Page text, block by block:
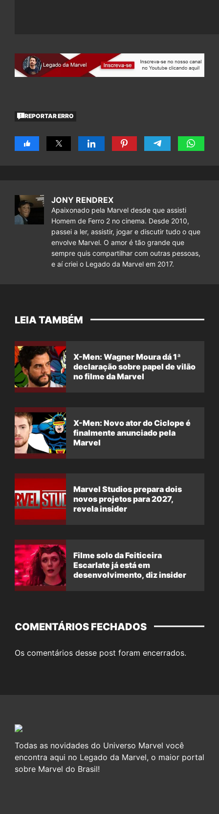
REPORTAR ERRO
JONY RENDREX
Apaixonado pela Marvel desde que assisti
Homem de Ferro 2 no cinema. Desde 2010,
passei a ler, assistir, jogar e discutir tudo o que
envolve Marvel. O amor é tão grande que
sempre quis compartilhar com outras pessoas,
e aí criei o Legado da Marvel em 2017.
LEIA TAMBÉM
X-Men: Wagner Moura dá 1ª
declaração sobre papel de vilão
no filme da Marvel
X-Men: Novo ator do Ciclope é
finalmente anunciado pela
Marvel
Marvel Studios prepara dois
novos projetos para 2027,
revela insider
Filme solo da Feiticeira
Escarlate já está em
desenvolvimento, diz insider
COMENTÁRIOS FECHADOS
Os comentários desse post foram encerrados.
Todas as novidades do Universo Marvel você
encontra aqui no Legado da Marvel, o maior portal
sobre Marvel do Brasil!